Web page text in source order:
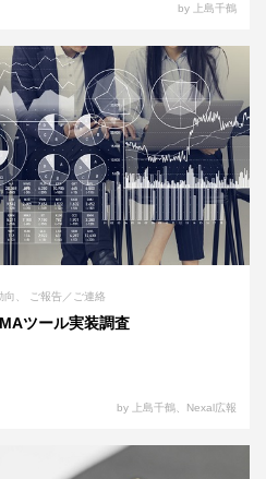
by 上島千鶴
向 ご報告／ご連絡
ツール実装調査
by 上島千鶴、Nexal広報